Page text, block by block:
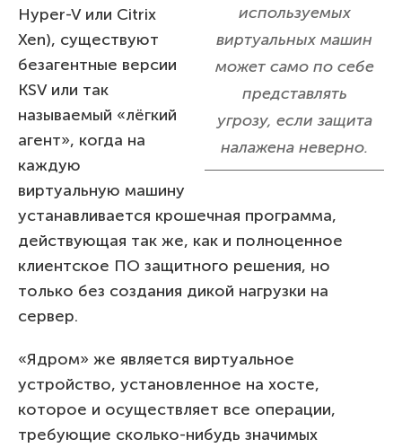
используемых
виртуальных машин
может само по себе
представлять
угрозу, если защита
налажена неверно.
Hyper-V или Citrix
Xen), существуют
безагентные версии
KSV или так
называемый «лёгкий
агент», когда на
каждую
виртуальную машину
устанавливается крошечная программа,
действующая так же, как и полноценное
клиентское ПО защитного решения, но
только без создания дикой нагрузки на
сервер.
«Ядром» же является виртуальное
устройство, установленное на хосте,
которое и осуществляет все операции,
требующие сколько-нибудь значимых